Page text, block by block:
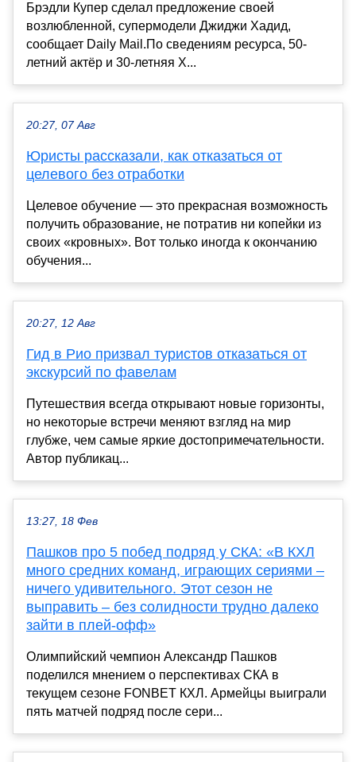
Брэдли Купер сделал предложение своей
возлюбленной, супермодели Джиджи Хадид,
сообщает Daily Mail.По сведениям ресурса, 50-
летний актёр и 30-летняя Х...
20:27, 07 Авг
Юристы рассказали, как отказаться от
целевого без отработки
Целевое обучение — это прекрасная возможность
получить образование, не потратив ни копейки из
своих «кровных». Вот только иногда к окончанию
обучения...
20:27, 12 Авг
Гид в Рио призвал туристов отказаться от
экскурсий по фавелам
Путешествия всегда открывают новые горизонты,
но некоторые встречи меняют взгляд на мир
глубже, чем самые яркие достопримечательности.
Автор публикац...
13:27, 18 Фев
Пашков про 5 побед подряд у СКА: «В КХЛ
много средних команд, играющих сериями –
ничего удивительного. Этот сезон не
выправить – без солидности трудно далеко
зайти в плей-офф»
Олимпийский чемпион Александр Пашков
поделился мнением о перспективах СКА в
текущем сезоне FONBET КХЛ. Армейцы выиграли
пять матчей подряд после сери...